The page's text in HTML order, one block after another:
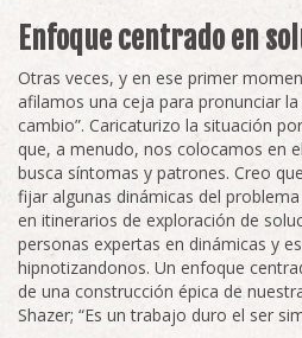
Enfoque centrado en
Otras veces, y en ese primer
afilamos una ceja para pronunciar la
cambio”. Caricaturizo la situación
que, a menudo, nos colocamos en
busca síntomas y patrones. Creo
fijar algunas dinámicas del
en itinerarios de exploración de
personas expertas en dinámicas y
hipnotizandonos. Un enfoque
de una construcción épica de
Shazer; “Es un trabajo duro el ser